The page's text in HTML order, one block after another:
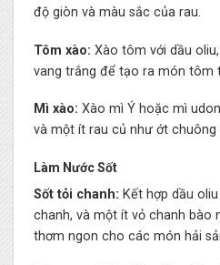
độ giòn và màu sắc của rau.
Tôm xào: Xào tôm với dầu
vang trắng để tạo ra món tôm
Mì xào: Xào mì Ý hoặc mì
và một ít rau củ như ớt chuông
Làm Nước Sốt
Sốt tỏi chanh: Kết hợp dầu
chanh, và một ít vỏ chanh bào
thơm ngon cho các món hải